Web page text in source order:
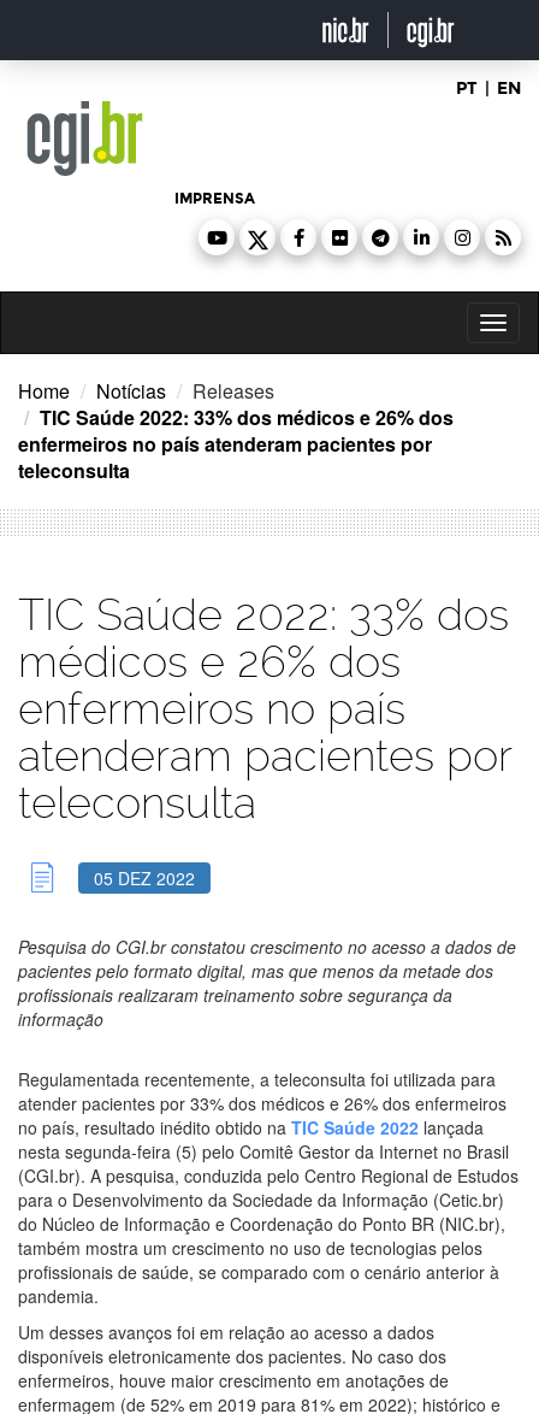
o
PT | EN
IMPRENSA
Home Notícias
Releases
TIC Saúde 2022: 33% dos médicos e 26% dos
enfermeiros no país atenderam pacientes por
teleconsulta
TIC Saúde 2022: 33% dos
médicos e 26% dos
enfermeiros no país
atenderam pacientes por
teleconsulta
05 DEZ 2022
Pesquisa do CGI.br constatou crescimento no acesso a dados de
pacientes pelo formato digital, mas que menos da metade dos
profissionais realizaram treinamento sobre segurança da
informação
Regulamentada recentemente, a teleconsulta foi utilizada para
atender pacientes por 33% dos médicos e 26% dos enfermeiros
no país, resultado inédito obtido na TIC Saúde 2022 lançada
nesta segunda-feira (5) pelo Comitê Gestor da Internet no Brasil
(CGI.br). A pesquisa, conduzida pelo Centro Regional de Estudos
para o Desenvolvimento da Sociedade da Informação (Cetic.br)
do Núcleo de Informação e Coordenação do Ponto BR (NIC.br),
também mostra um crescimento no uso de tecnologias pelos
profissionais de saúde, se comparado com o cenário anterior à
pandemia.
Um desses avanços foi em relação ao acesso a dados
disponíveis eletronicamente dos pacientes. No caso dos
enfermeiros, houve maior crescimento em anotações de
enfermagem (de 52% em 2019 para 81% em 2022); histórico e